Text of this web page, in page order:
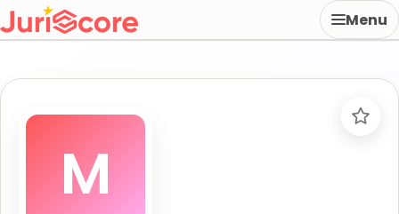
Menu
M